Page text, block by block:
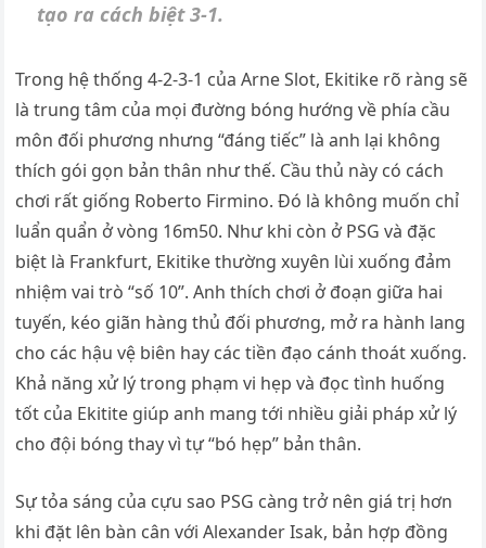
tạo ra cách biệt 3-1.
Trong hệ thống 4-2-3-1 của Arne Slot, Ekitike rõ ràng sẽ
là trung tâm của mọi đường bóng hướng về phía cầu
môn đối phương nhưng “đáng tiếc” là anh lại không
thích gói gọn bản thân như thế. Cầu thủ này có cách
chơi rất giống Roberto Firmino. Đó là không muốn chỉ
luẩn quẩn ở vòng 16m50. Như khi còn ở PSG và đặc
biệt là Frankfurt, Ekitike thường xuyên lùi xuống đảm
nhiệm vai trò “số 10”. Anh thích chơi ở đoạn giữa hai
tuyến, kéo giãn hàng thủ đối phương, mở ra hành lang
cho các hậu vệ biên hay các tiền đạo cánh thoát xuống.
Khả năng xử lý trong phạm vi hẹp và đọc tình huống
tốt của Ekitite giúp anh mang tới nhiều giải pháp xử lý
cho đội bóng thay vì tự “bó hẹp” bản thân.
Sự tỏa sáng của cựu sao PSG càng trở nên giá trị hơn
khi đặt lên bàn cân với Alexander Isak, bản hợp đồng